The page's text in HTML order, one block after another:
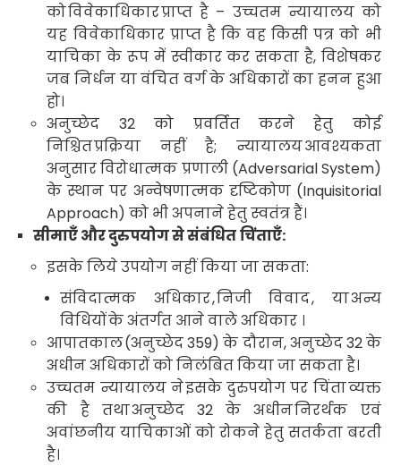
कोविवेकाधिकारप्राप्त है – उच्चतम न्यायालय को
यह विवेकाधिकार प्राप्त है कि वह किसी पत्र को भी
याचिका के रूप में स्वीकार कर सकता है, विशेषकर
जब निर्धन या वंचित वर्ग के अधिकारों का हनन हुआ
हो।
अनुच्छेद 32को प्रवर्तित करने हेतु
कोई
निश्चितप्रक्रिया नहीं है; न्यायालयआवश्यकता
अनुसारविरोधात्मक प्रणाली (Adversarial System)
के स्थान पर अन्वेषणात्मक दृष्टिकोण (Inquisitorial
Approach)को भी अपनाने हेतु स्वतंत्रहैं।
सीमाएँ और दुरुपयोग से संबंधितचिंताएँ:
इसके लिये उपयोग नहीं किया जा सकता:
संविदात्मक अधिकार,निजी विवाद, याअन्य
विधियोंके अंतर्गत आने वाले अधिकार ।
आपातकाल(अनुच्छेद359)के दौरान,अनुच्छेद32के
अधीन अधिकारों को निलंबित किया जा सकता है।
उच्चतम न्यायालय नेइसके दुरुपयोग पर चिंताव्यक्त
की है तथाअनुच्छेद 32के अधीननिरर्थक एवं
अवांछनीय याचिकाओं को रोकने हेतु सतर्कता बरती
है।